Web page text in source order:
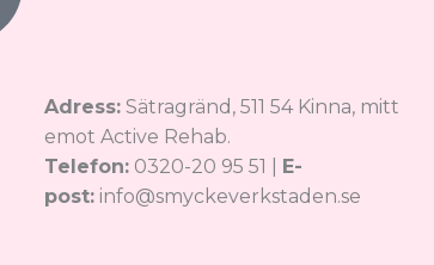
Adress: Sätragränd, 511 54 Kinna, mitt
emot Active Rehab.
Telefon: 0320-20 95 51 | E-
post: info@smyckeverkstaden.se